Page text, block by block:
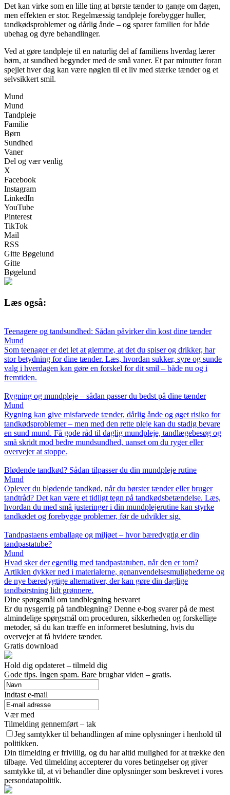
Det kan virke som en lille ting at børste tænder to gange om dagen,
men effekten er stor. Regelmæssig tandpleje forebygger huller,
tandkødsproblemer og dårlig ånde – og sparer familien for både
ubehag og dyre behandlinger.
Ved at gøre tandpleje til en naturlig del af familiens hverdag lærer
børn, at sundhed begynder med de små vaner. Et par minutter foran
spejlet hver dag kan være nøglen til et liv med stærke tænder og et
selvsikkert smil.
Mund
Mund
Tandpleje
Familie
Børn
Sundhed
Vaner
Del og vær venlig
X
Facebook
Instagram
LinkedIn
YouTube
Pinterest
TikTok
Mail
RSS
Gitte Bøgelund
Gitte
Bøgelund
Læs også:
Teenagere og tandsundhed: Sådan påvirker din kost dine tænder
Mund
Som teenager er det let at glemme, at det du spiser og drikker, har
stor betydning for dine tænder. Læs, hvordan sukker, syre og sunde
valg i hverdagen kan gøre en forskel for dit smil – både nu og i
fremtiden.
Rygning og mundpleje – sådan passer du bedst på dine tænder
Mund
Rygning kan give misfarvede tænder, dårlig ånde og øget risiko for
tandkødsproblemer – men med den rette pleje kan du stadig bevare
en sund mund. Få gode råd til daglig mundpleje, tandlægebesøg og
små skridt mod bedre mundsundhed, uanset om du ryger eller
overvejer at stoppe.
Blødende tandkød? Sådan tilpasser du din mundpleje rutine
Mund
Oplever du blødende tandkød, når du børster tænder eller bruger
tandtråd? Det kan være et tidligt tegn på tandkødsbetændelse. Læs,
hvordan du med små justeringer i din mundplejerutine kan styrke
tandkødet og forebygge problemer, før de udvikler sig.
Tandpastaens emballage og miljøet – hvor bæredygtig er din
tandpastatube?
Mund
Hvad sker der egentlig med tandpastatuben, når den er tom?
Artiklen dykker ned i materialerne, genanvendelsesmulighederne og
de nye bæredygtige alternativer, der kan gøre din daglige
tandbørstning lidt grønnere.
Dine spørgsmål om tandblegning besvaret
Er du nysgerrig på tandblegning? Denne e-bog svarer på de mest
almindelige spørgsmål om proceduren, sikkerheden og forskellige
metoder, så du kan træffe en informeret beslutning, hvis du
overvejer at få hvidere tænder.
Gratis download
Hold dig opdateret – tilmeld dig
Gode tips. Ingen spam. Bare brugbar viden – gratis.
Indtast e-mail
Vær med
Tilmelding gennemført – tak
Jeg samtykker til behandlingen af mine oplysninger i henhold til
politikken.
Din tilmelding er frivillig, og du har altid mulighed for at trække den
tilbage. Ved tilmelding accepterer du vores betingelser og giver
samtykke til, at vi behandler dine oplysninger som beskrevet i vores
persondatapolitik.